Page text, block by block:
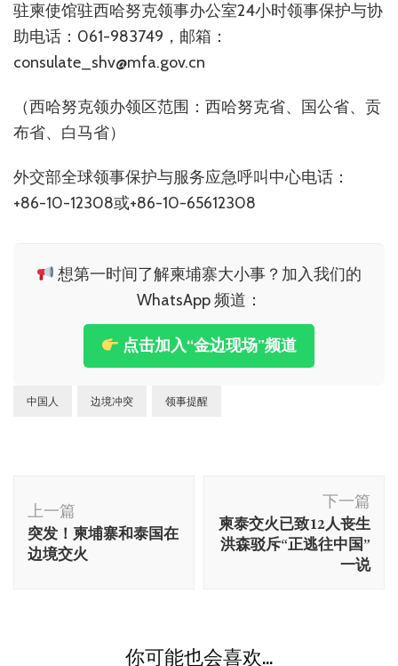
驻柬使馆驻西哈努克领事办公室24小时领事保护与协
助电话：061-983749，邮箱：
consulate_shv@mfa.gov.cn
（西哈努克领办领区范围：西哈努克省、国公省、贡
布省、白马省）
外交部全球领事保护与服务应急呼叫中心电话：
+86-10-12308或+86-10-65612308
想第一时间了解柬埔寨大小事？加入我们的
WhatsApp 频道：
点击加入“金边现场”频道
中国人 边境冲突 领事提醒
文
导
航
上一篇
突发！柬埔寨和泰国在
边境交火
下一篇
柬泰交火已致12人丧生
洪森驳斥“正逃往中国”
一说
你可能也会喜欢...